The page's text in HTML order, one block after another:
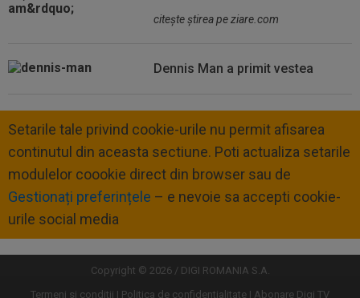
citeşte ştirea pe ziare.com
Dennis Man a primit vestea
Setarile tale privind cookie-urile nu permit afisarea
continutul din aceasta sectiune. Poti actualiza setarile
modulelor coookie direct din browser sau de
Gestionați preferințele – e nevoie sa accepti cookie-
urile social media
Copyright © 2026 / DIGI ROMANIA S.A.
Termeni si conditii
Politica de confidentialitate Abonare Digi TV